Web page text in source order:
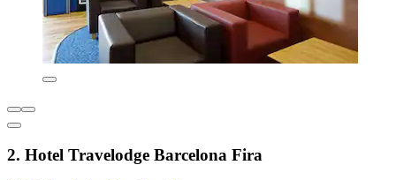
2. Hotel Travelodge Barcelona Fira